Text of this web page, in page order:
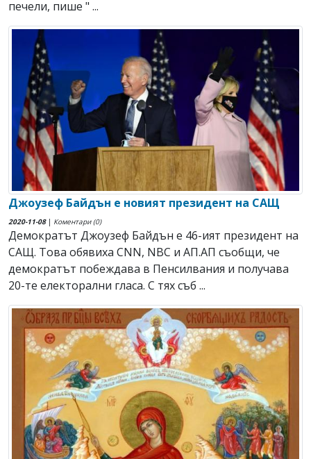
печели, пише " ...
Джоузеф Байдън е новият президент на САЩ
2020-11-08| Коментари (0)
Демократът Джоузеф Байдън е 46-ият президент на
САЩ. Това обявиха CNN, NBC и АП.АП съобщи, че
демократът побеждава в Пенсилвания и получава
20-те електорални гласа. С тях съб ...